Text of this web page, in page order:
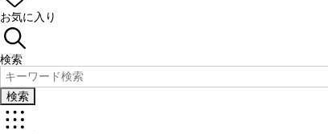
お気に入り
検索
検索